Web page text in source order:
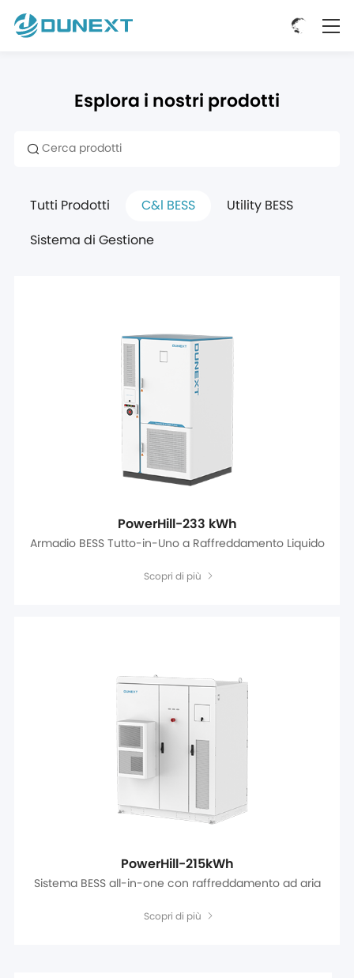
Esplora i nostri prodotti
Tutti Prodotti C&l BESS Utility BESS
Sistema di Gestione
PowerHill-233 kWh
Armadio BESS Tutto-in-Uno a Raffreddamento Liquido
Scopri di più
PowerHill-215kWh
Sistema BESS all-in-one con raffreddamento ad aria
Scopri di più